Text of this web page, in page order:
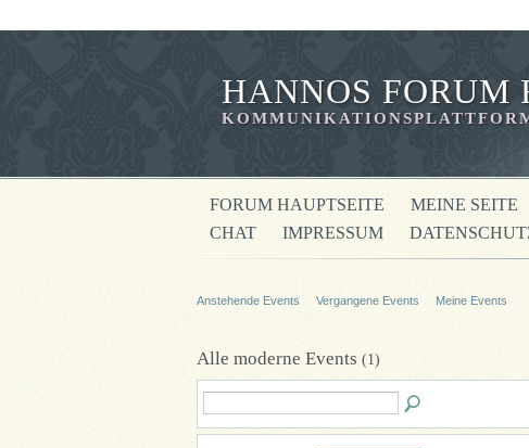
HANNOS FORUM
FORUM HAUPTSEITE MEINE SEITE
CHAT
IMPRESSUM
Anstehende Events Vergangene Events Meine Events
Alle moderne Events (1)